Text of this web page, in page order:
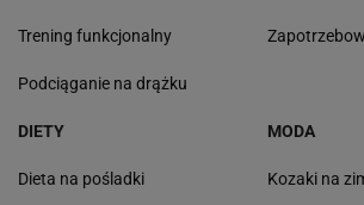
Trening funkcjonalny
Podciąganie na drążku
DIETY
Dieta na pośladki
MODA
Kozaki na